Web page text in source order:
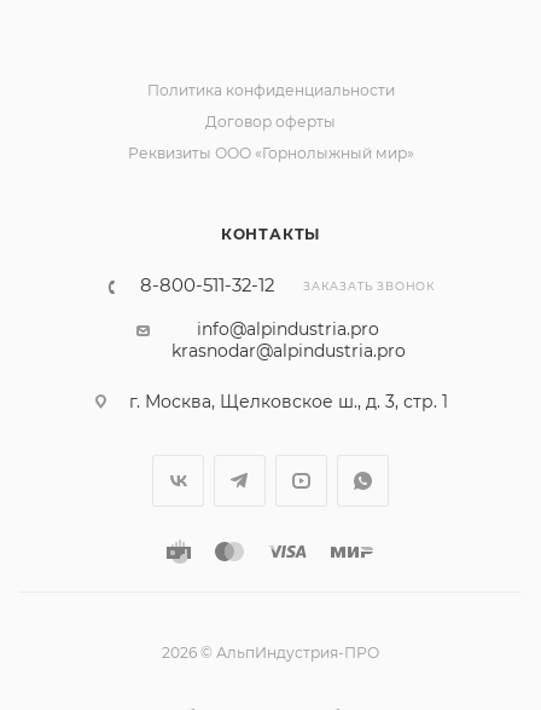
КОНТАКТЫ
8-800-511-32-12 ЗАКАЗАТЬ ЗВОНОК
info@alpindustria.pro
krasnodar@alpindustria.pro
г. Москва, Щелковское ш., д. 3, стр. 1
Политика конфиденциальности
Договор оферты
Реквизиты ООО «Горнолыжный мир»
2026 © АльпИндустрия-ПРО